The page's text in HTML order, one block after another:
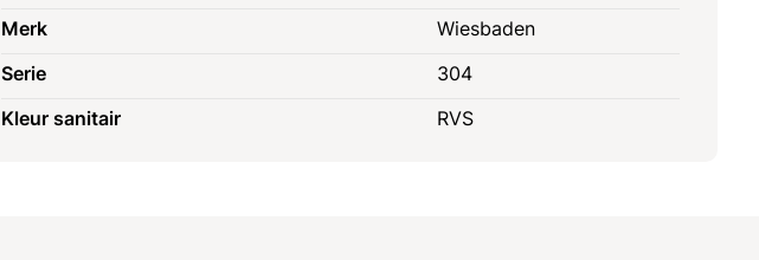
Merk
Wiesbaden
Serie
304
Kleur sanitair
RVS